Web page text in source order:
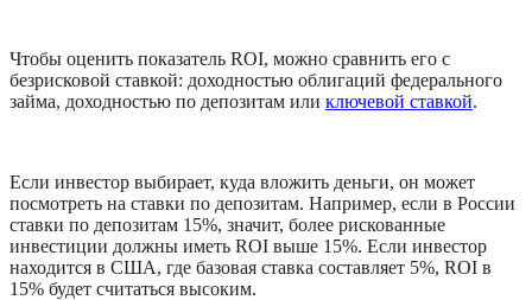
Чтобы оценить показатель ROI, можно сравнить его с
безрисковой ставкой: доходностью облигаций федерального
займа, доходностью по депозитам или ключевой ставкой.
Если инвестор выбирает, куда вложить деньги, он может
посмотреть на ставки по депозитам. Например, если в России
ставки по депозитам 15%, значит, более рискованные
инвестиции должны иметь ROI выше 15%. Если инвестор
находится в США, где базовая ставка составляет 5%, ROI в
15% будет считаться высоким.